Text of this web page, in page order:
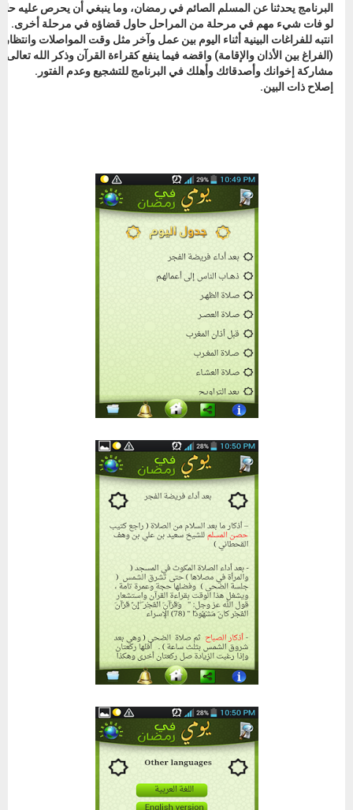
البرنامج يحدثنا عن المسلم الصائم في رمضان، وما ينبغي أن يحرص عليه
لو فات شيء مهم في مرحلة من المراحل حاول قضاؤه في مرحلة أخرى.
انتبه للفراغات البينية أثناء اليوم بين عمل وآخر مثل وقت المواصلات وانتظار
(الفراغ بين الأذان والإقامة) واقضه فيما ينفع كقراءة القرآن وذكر الله تعالى.
مشاركة إخوانك وأصدقائك وأهلك في البرنامج للتشجيع وعدم الفتور.
إصلاح ذات البين.